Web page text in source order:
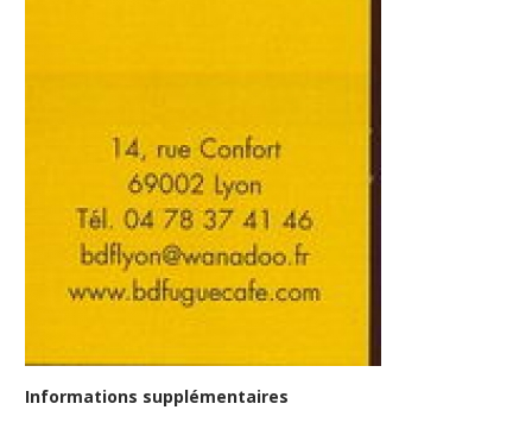
Informations supplémentaires